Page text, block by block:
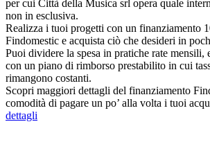
per cui Città della Musica srl opera quale
non in esclusiva.
Realizza i tuoi progetti con un finanziamento
Findomestic e acquista ciò che desideri in
Puoi dividere la spesa in pratiche rate mensili,
con un piano di rimborso prestabilito in cui
rimangono costanti.
Scopri maggiori dettagli del finanziamento
comodità di pagare un po’ alla volta i tuoi
dettagli